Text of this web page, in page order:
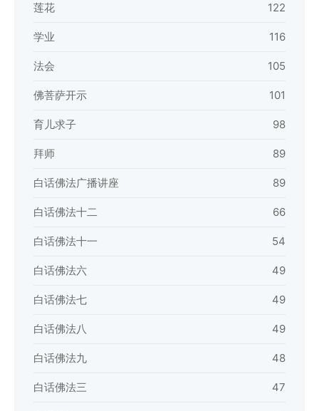
莲花 122
学业 116
法会 105
佛菩萨开示 101
育儿求子 98
拜师 89
白话佛法广播讲座 89
白话佛法十二 66
白话佛法十一 54
白话佛法六 49
白话佛法七 49
白话佛法八 49
白话佛法九 48
白话佛法三 47